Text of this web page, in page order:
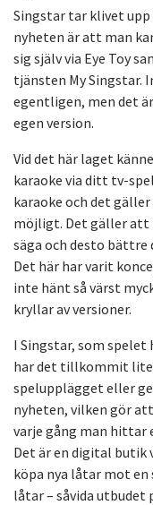
Singstar tar klivet
nyheten är att man
sig själv via Eye Toy
tjänsten My Singstar.
egentligen, men det
egen version.
Vid det här laget
karaoke via ditt tv-
karaoke och det
möjligt. Det gäller att
säga och desto bättre
Det här har varit
inte hänt så värst
kryllar av versioner.
I Singstar, som
har det tillkommit lite
spelupplägget eller
nyheten, vilken gör
varje gång man hittar
Det är en digital butik
köpa nya låtar mot en
låtar – såvida utbudet